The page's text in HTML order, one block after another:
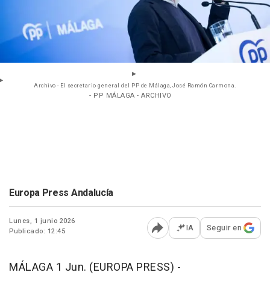
Archivo - El secretario general del PP de Málaga, José Ramón Carmona.
- PP MÁLAGA - ARCHIVO
Europa Press Andalucía
Lunes, 1 junio 2026
Publicado: 12:45
Abrir opciones para
IA Seguir en
MÁLAGA 1 Jun. (EUROPA PRESS) -